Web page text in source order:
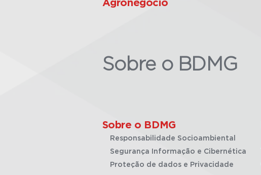
Agronegócio
Sobre o BDMG
Sobre o BDMG
Responsabilidade Socioambiental
Segurança Informação e Cibernética
Proteção de dados e Privacidade